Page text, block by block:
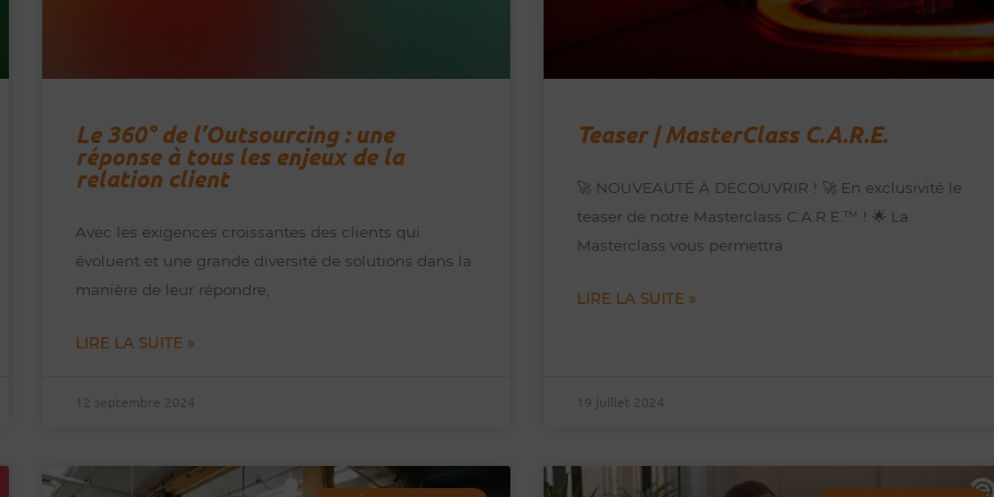
Le 360° de l’Outsourcing : une
réponse à tous les enjeux de la
relation client
Avec les exigences croissantes des clients qui
évoluent et une grande diversité de solutions dans la
manière de leur répondre,
LIRE LA SUITE »
12 septembre 2024
Teaser | MasterClass C.A.R.E.
🚀 NOUVEAUTÉ À DÉCOUVRIR ! 🚀 En exclusivité le
teaser de notre Masterclass C.A.R.E.™️ ! 🌟 La
Masterclass vous permettra
LIRE LA SUITE »
19 juillet 2024